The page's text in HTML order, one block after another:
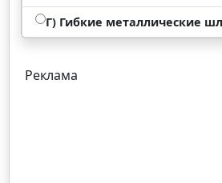
Г) Гибкие металлические
Реклама